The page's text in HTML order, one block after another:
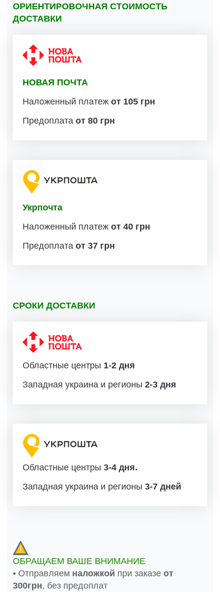
ОРИЕНТИРОВОЧНАЯ СТОИМОСТЬ
ДОСТАВКИ
НОВАЯ ПОЧТА
Наложенный платеж от 105 грн
Предоплата от 80 грн
Укрпочта
Наложенный платеж от 40 грн
Предоплата от 37 грн
СРОКИ ДОСТАВКИ
Областные центры 1-2 дня
Западная украина и регионы 2-3 дня
Областные центры 3-4 дня.
Западная украина и регионы 3-7 дней
ОБРАЩАЕМ ВАШЕ ВНИМАНИЕ
• Отправляем наложкой при заказе от
300грн, без предоплат